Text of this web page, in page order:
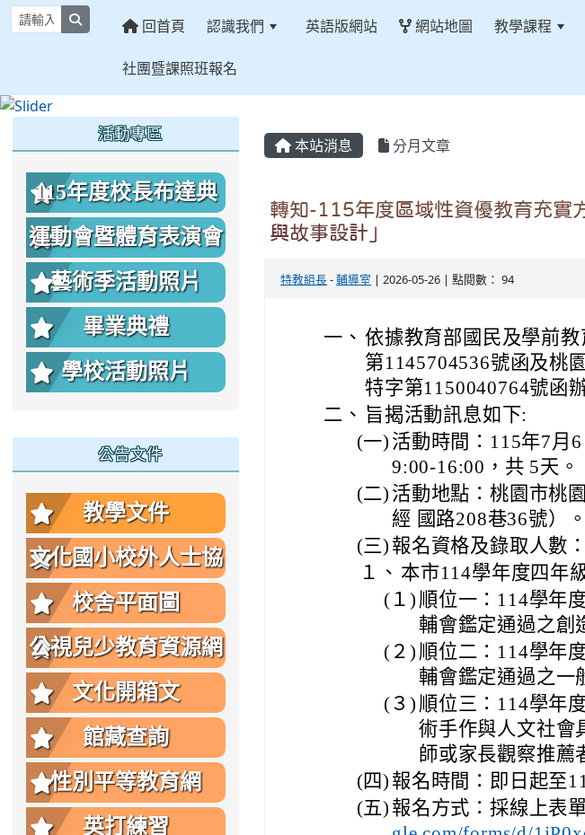
回首頁 認識我們 英語版網站 網站地圖 教學課程
社團暨課照班報名
本站消息 分月文章
轉知-115年度區域性資優教育充實
與故事設計」
特教組長-輔導室 | 2026-05-26 | 點閱數： 94
一、 依據教育部國民及學前
第1145704536號函及桃
特字第1150040764號函
二、 旨揭活動訊息如下:
(一) 活動時間：115年7月
9:00-16:00，共 5天。
(二) 活動地點：桃園市桃
經 國路208巷36號）。
(三) 報名資格及錄取人數：
１、 本市114學年度四年
(１) 順位一：114學年
輔會鑑定通過之創
(２) 順位二：114學年
輔會鑑定通過之一
(３) 順位三：114學年
術手作與人文社會
師或家長觀察推薦
(四) 報名時間：即日起至
(五) 報名方式：採線上表
活動專區
115年度校長布達典
禮照片
運動會暨體育表演會
照片
藝術季活動照片
畢業典禮
學校活動照片
公告文件
教學文件
文化國小校外人士協
助教學或活動要點
校舍平面圖
公視兒少教育資源網
文化開箱文
館藏查詢
性別平等教育網
英打練習